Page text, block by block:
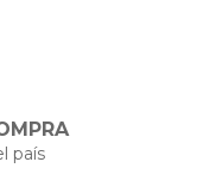
país